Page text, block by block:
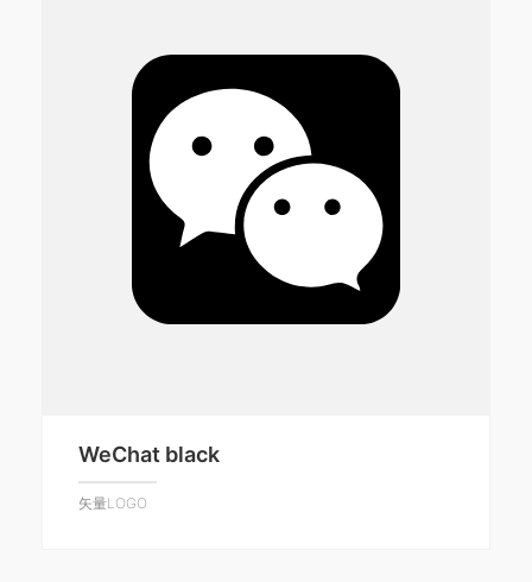
WeChat black
矢量LOGO